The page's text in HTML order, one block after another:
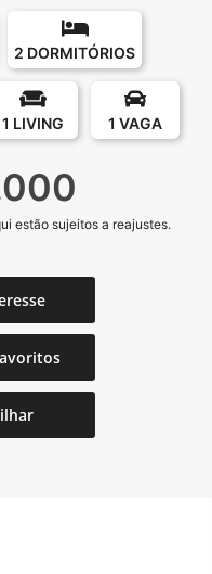
2 DORMITÓRIOS
1 LIVING 1 VAGA
estão sujeitos a reajustes.